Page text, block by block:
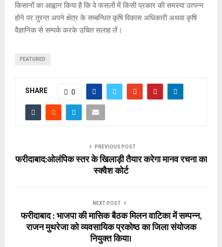
किसानों का आह्वान किया है कि वे फसलों में किसी प्रकार की समस्या उत्पन्न
होने पर तुरन्त अपने क्षेत्र के सम्बन्धित कृषि विकास अधिकारी अथवा कृषि
वैज्ञानिक से सम्पर्क करके उचित सलाह लें।
FEATURED
SHARE 0
PREVIOUS POST
फरीदाबाद:ओलंपिक स्तर के खिलाड़ी तैयार करेगा मानव रचना का
स्क्वैश कोर्ट
NEXT POST
फरीदाबाद : भाजपा की मासिक बैठक मिलन वाटिका में सम्पन्न,
राजन मुथरेजा को व्यवसायिक प्रकोष्ठ का जिला संयोजक
नियुक्त किया।